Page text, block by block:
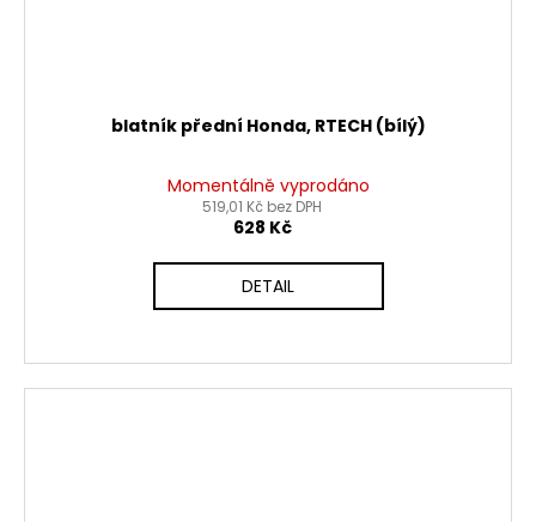
blatník přední Honda, RTECH (bílý)
Momentálně vyprodáno
519,01 Kč bez DPH
628 Kč
DETAIL